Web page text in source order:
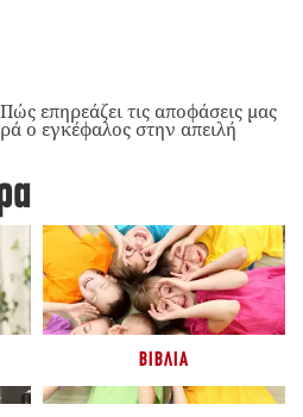
επηρεάζει τις αποφάσεις μας
ο εγκέφαλος στην απειλή
ΒΙΒΛΊΑ